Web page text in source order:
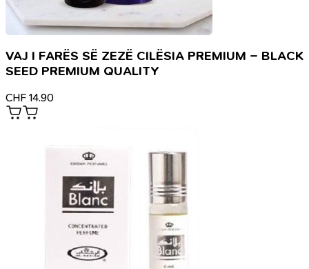
VAJ I FARËS SË ZEZË CILËSIA PREMIUM – BLACK
SEED PREMIUM QUALITY
CHF 14.90